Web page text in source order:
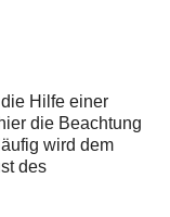
Hilfe einer
die Beachtung
wird dem
des